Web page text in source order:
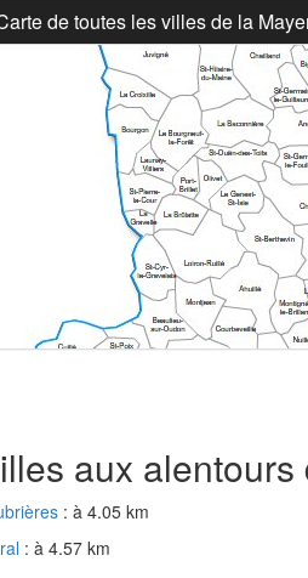
de toutes les villes de la
aux
: à 4.05 km
: à 4.57 km